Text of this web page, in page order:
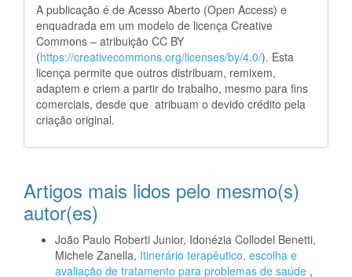
A publicação é de Acesso Aberto (Open Access) e
enquadrada em um modelo de licença Creative
Commons – atribuição CC BY
(https://creativecommons.org/licenses/by/4.0/). Esta
licença permite que outros distribuam, remixem,
adaptem e criem a partir do trabalho, mesmo para fins
comerciais, desde que atribuam o devido crédito pela
criação original.
Artigos mais lidos pelo mesmo(s)
autor(es)
João Paulo Roberti Junior, Idonézia Collodel Benetti,
Michele Zanella, Itinerário terapêutico, escolha e
avaliação de tratamento para problemas de saúde ,